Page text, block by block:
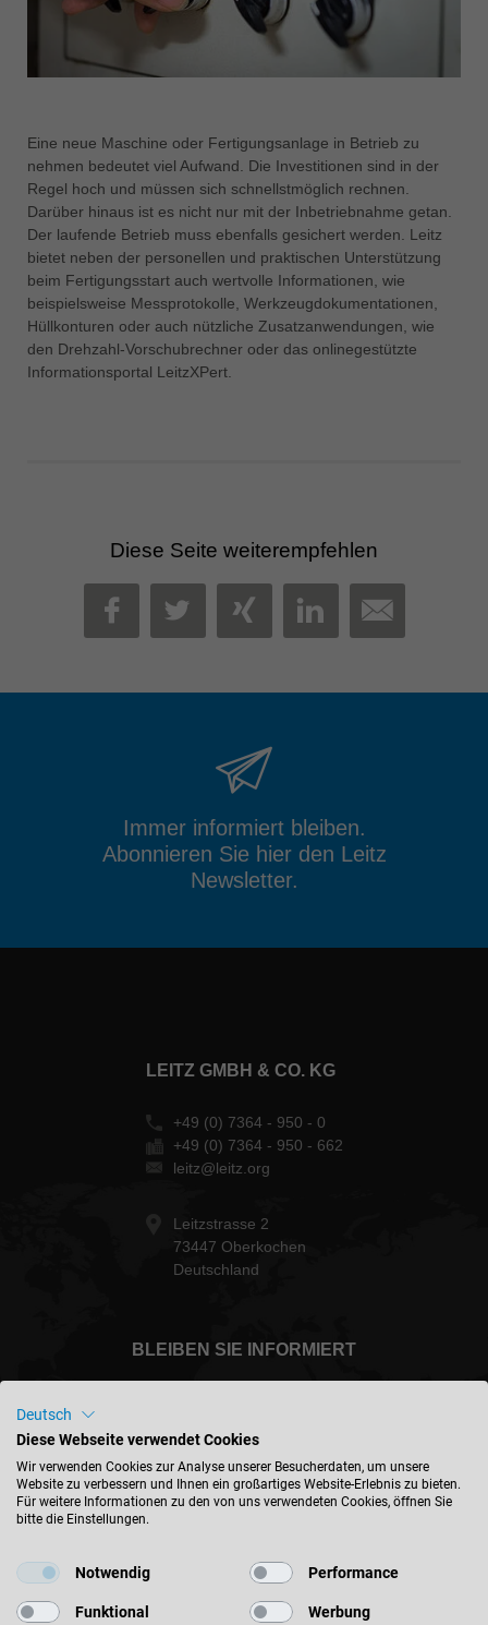
Eine neue Maschine oder Fertigungsanlage in Betrieb zu
nehmen bedeutet viel Aufwand. Die Investitionen sind in der
Regel hoch und müssen sich schnellstmöglich rechnen.
Darüber hinaus ist es nicht nur mit der Inbetriebnahme getan.
Der laufende Betrieb muss ebenfalls gesichert werden. Leitz
bietet neben der personellen und praktischen Unterstützung
beim Fertigungsstart auch wertvolle Informationen, wie
beispielsweise Messprotokolle, Werkzeugdokumentationen,
Hüllkonturen oder auch nützliche Zusatzanwendungen, wie
den Drehzahl-Vorschubrechner oder das onlinegestützte
Informationsportal LeitzXPert.
Diese Seite weiterempfehlen
FACEBOOK
TWITTER
XINGLINKEDIN
MAIL
Immer informiert bleiben.
Abonnieren Sie hier den Leitz
Newsletter.
LEITZ GMBH & CO. KG
+49 (0) 7364 - 950 - 0
+49 (0) 7364 - 950 - 662
leitz@leitz.org
Leitzstrasse 2
73447 Oberkochen
Deutschland
BLEIBEN SIE INFORMIERT
International - deutsch
Deutsch
Diese Webseite verwendet Cookies
Wir verwenden Cookies zur Analyse unserer Besucherdaten, um unsere
Website zu verbessern und Ihnen ein großartiges Website-Erlebnis zu bieten.
Für weitere Informationen zu den von uns verwendeten Cookies, öffnen Sie
bitte die Einstellungen.
Notwendig Performance
Funktional Werbung